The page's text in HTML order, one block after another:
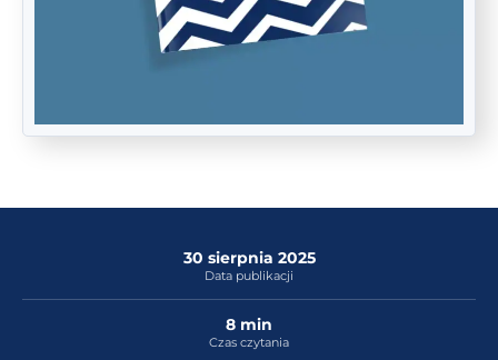
30 sierpnia 2025
Data publikacji
8 min
Czas czytania